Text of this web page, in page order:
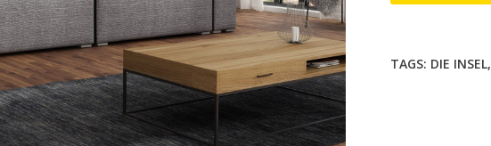
TAGS: DIE INSEL,